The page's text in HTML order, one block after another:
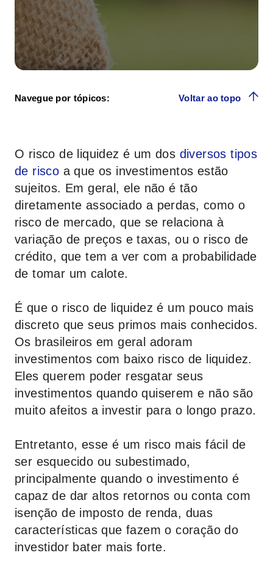
Navegue por tópicos: Voltar ao topo
O risco de liquidez é um dos diversos tipos
de risco a que os investimentos estão
sujeitos. Em geral, ele não é tão
diretamente associado a perdas, como o
risco de mercado, que se relaciona à
variação de preços e taxas, ou o risco de
crédito, que tem a ver com a probabilidade
de tomar um calote.
É que o risco de liquidez é um pouco mais
discreto que seus primos mais conhecidos.
Os brasileiros em geral adoram
investimentos com baixo risco de liquidez.
Eles querem poder resgatar seus
investimentos quando quiserem e não são
muito afeitos a investir para o longo prazo.
Entretanto, esse é um risco mais fácil de
ser esquecido ou subestimado,
principalmente quando o investimento é
capaz de dar altos retornos ou conta com
isenção de imposto de renda, duas
características que fazem o coração do
investidor bater mais forte.